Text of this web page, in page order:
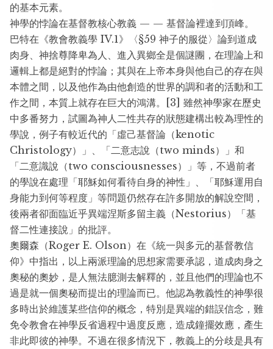
的基本元素。
神學的悖論在基督教核心教義 — — 基督論裡達到頂峰。
巴特在《教會教義學 IV.1》〈§59 神子的服從〉論到道成
肉身、神捨尊降卑為人、進入異鄉全是個謎團，在理論上和
邏輯上都是絕對的悖論；其與在上帝本身與他自己的存在與
本體之間，以及他作為由他創造的世界的調和者的活動和工
作之間，本質上就存在巨大的鴻溝。[3] 雖然神學家在歷史
中多番努力，試圖為神人二性共存的狀態建構出較為理性的
學說，例子有較近代的「虛己基督論（kenotic
Christology）」、「二意志說（two minds）」和
「二意識說（two consciousnesses）」等，不過前者
的學說在處理「耶穌如何看待自身的神性」、「耶穌運用自
身能力到何等程度」等問題仍然存在許多開放的解說空間，
後兩者卻面臨近乎異端涅斯多留主義（Nestorius）「基
督二性連接說」的批評。
奧爾森（Roger E. Olson）在《統一與多元的基督教信
仰》中指出，以上兩派理論的思想家需要承認，道成肉身之
奧秘的奧妙，是人無法臆測去解釋的，並且他們的理論也不
過是就一個奧秘而提出的理論而已。他認為教義性的神學很
多時出於維護某些信仰的概念，特別是異端的錯誤信念，難
免令教會在神學反省過程中過度反應，造成鐘擺效應，產生
非此即彼的神學。不過在很多情況下，教義上的分歧是具有